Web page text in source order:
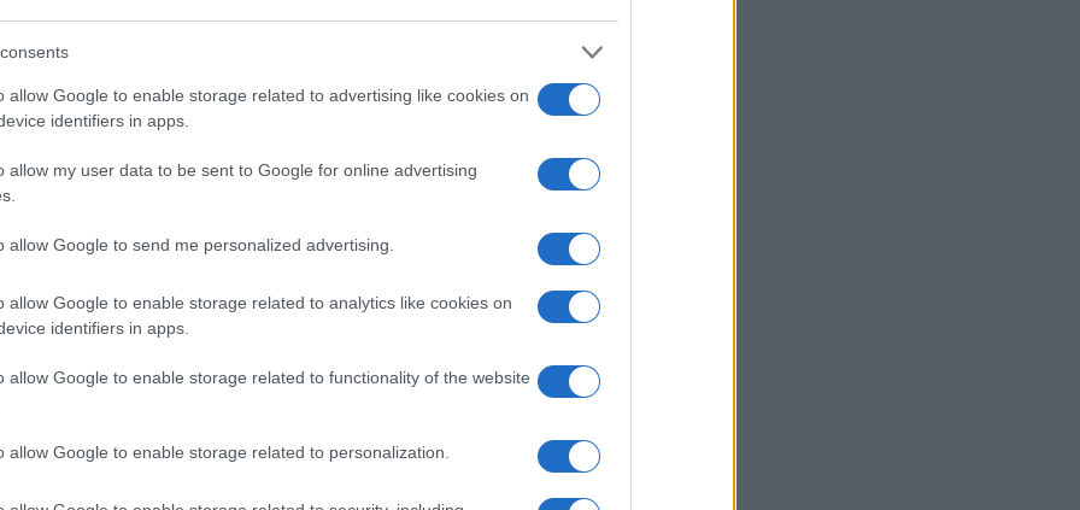
allow Google to enable storage related to advertising like cookies on
identifiers in apps.
allow my user data to be sent to Google for online advertising
allow Google to send me personalized advertising.
allow Google to enable storage related to analytics like cookies on
identifiers in apps.
allow Google to enable storage related to functionality of the website
allow Google to enable storage related to personalization.
του. Η Επιτροπήπροτείνειεπίσης τη σταδιακή
για τις αεροπορικές μεταφορές και
αντιστάθμισης και μείωσης των ανθρακούχων
(CORSIA), καθώς και τη συμπερίληψη, για πρώτη
στο ΣΕΔΕ της ΕΕ. Προκειμένου να
στις οδικές μεταφορές και τα κτίρια, δημιουργείται
για τη διανομή καυσίμων για τις οδικές μεταφορές
αυξηθεί το μέγεθος των ταμείων καινοτομίας και
δαπάνες του ενωσιακού προϋπολογισμού για το
το σύνολο των εσόδων τους από την
με το κλίμα και την ενέργεια. Ένα ειδικό μέρος
μεταφορές και τα κτίρια θα πρέπει να
τις πολύ μικρές επιχειρήσεις και